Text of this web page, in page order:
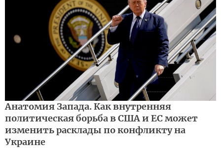
Анатомия Запада. Как внутренняя
политическая борьба в США и ЕС может
изменить расклады по конфликту на
Украине